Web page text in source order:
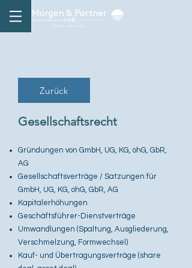
Zurück
Gesellschaftsrecht
Gründungen von GmbH, UG, KG, ohG, GbR,
AG
Gesellschaftsverträge / Satzungen für
GmbH, UG, KG, ohG, GbR, AG
Kapitalerhöhungen
Geschäftsführer-Dienstverträge
Umwandlungen (Spaltung, Ausgliederung,
Verschmelzung, Formwechsel)
Kauf- und Übertragungsverträge (share